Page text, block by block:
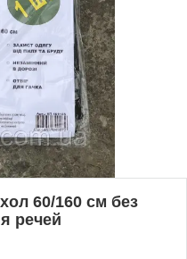
60/160 см без
речей